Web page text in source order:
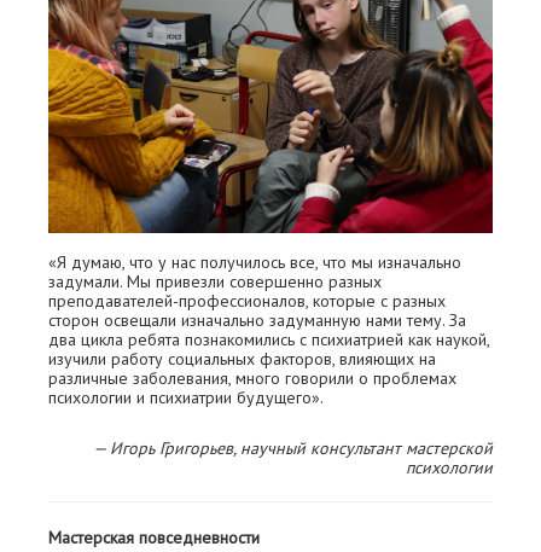
«Я думаю, что у нас получилось все, что мы изначально
задумали. Мы привезли совершенно разных
преподавателей-профессионалов, которые с разных
сторон освещали изначально задуманную нами тему. За
два цикла ребята познакомились с психиатрией как наукой,
изучили работу социальных факторов, влияющих на
различные заболевания, много говорили о проблемах
психологии и психиатрии будущего».
— Игорь Григорьев, научный консультант мастерской
психологии
Мастерская повседневности